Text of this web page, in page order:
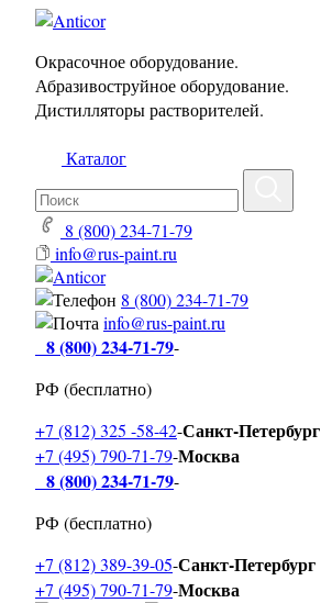
Окрасочное оборудование.
Абразивоструйное оборудование.
Дистилляторы растворителей.
Каталог
8 (800) 234-71-79
info@rus-paint.ru
8 (800) 234-71-79
info@rus-paint.ru
8 (800) 234-71-79-
РФ (бесплатно)
+7 (812) 325 -58-42-Санкт-Петербург
+7 (495) 790-71-79-Москва
8 (800) 234-71-79-
РФ (бесплатно)
+7 (812) 389-39-05-Санкт-Петербург
+7 (495) 790-71-79-Москва